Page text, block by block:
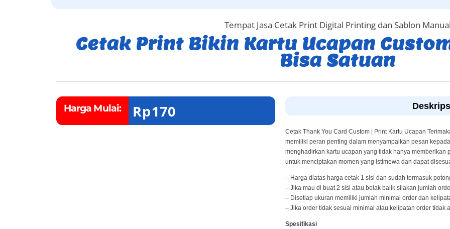
Tempat Jasa Cetak Print Digital Printing dan Sablon Manual
Cetak Print Bikin Kartu Ucapan
Bisa Satuan
Harga Mulai: Rp170
Cetak Thank You Card Custom | Print Kartu Ucapan
memiliki peran penting dalam menyampaikan pesan
menghadirkan kartu ucapan yang tidak hanya
untuk menciptakan momen yang istimewa dan dapat
– Harga diatas harga cetak 1 sisi dan sudah termasuk
– Jika mau di buat 2 sisi atau bolak balik silakan jumlah
– Disetiap ukuran memiliki jumlah minimal order dan
– Jika order tidak sesuai minimal atau kelipatan order tidak
Spesifikasi